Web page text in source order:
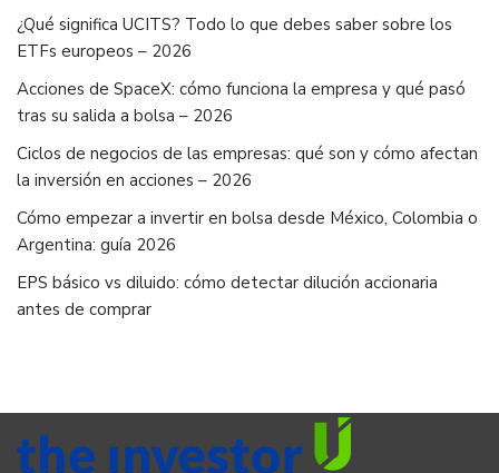
¿Qué significa UCITS? Todo lo que debes saber sobre los
ETFs europeos – 2026
Acciones de SpaceX: cómo funciona la empresa y qué pasó
tras su salida a bolsa – 2026
Ciclos de negocios de las empresas: qué son y cómo afectan
la inversión en acciones – 2026
Cómo empezar a invertir en bolsa desde México, Colombia o
Argentina: guía 2026
EPS básico vs diluido: cómo detectar dilución accionaria
antes de comprar